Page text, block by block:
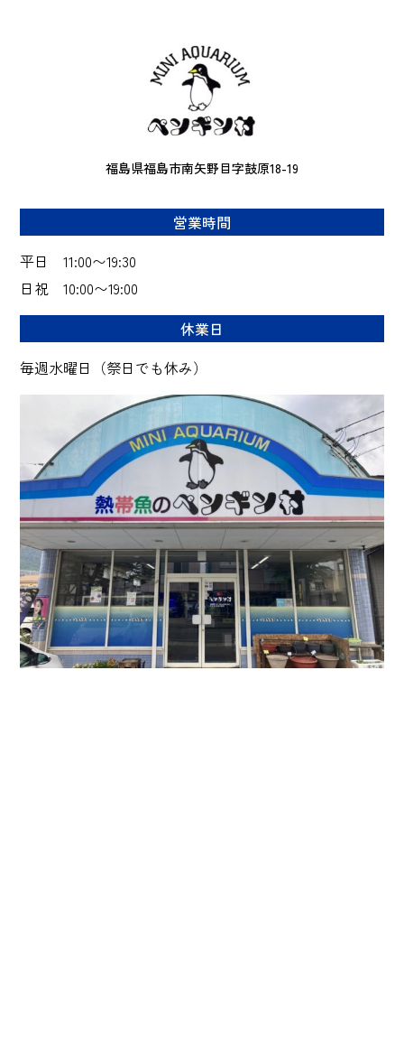
福島県福島市南矢野目字鼓原18-19
営業時間
平日 11:00〜19:30
日祝 10:00〜19:00
休業日
毎週水曜日（祭日でも休み）